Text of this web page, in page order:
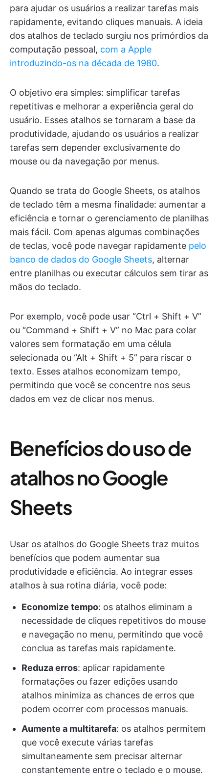
para ajudar os usuários a realizar tarefas mais
rapidamente, evitando cliques manuais. A ideia
dos atalhos de teclado surgiu nos primórdios da
computação pessoal, com a Apple
introduzindo-os na década de 1980.
O objetivo era simples: simplificar tarefas
repetitivas e melhorar a experiência geral do
usuário. Esses atalhos se tornaram a base da
produtividade, ajudando os usuários a realizar
tarefas sem depender exclusivamente do
mouse ou da navegação por menus.
Quando se trata do Google Sheets, os atalhos
de teclado têm a mesma finalidade: aumentar a
eficiência e tornar o gerenciamento de planilhas
mais fácil. Com apenas algumas combinações
de teclas, você pode navegar rapidamente pelo
banco de dados do Google Sheets, alternar
entre planilhas ou executar cálculos sem tirar as
mãos do teclado.
Por exemplo, você pode usar “Ctrl + Shift + V”
ou “Command + Shift + V” no Mac para colar
valores sem formatação em uma célula
selecionada ou “Alt + Shift + 5” para riscar o
texto. Esses atalhos economizam tempo,
permitindo que você se concentre nos seus
dados em vez de clicar nos menus.
Benefícios do uso de
atalhos no Google
Sheets
Usar os atalhos do Google Sheets traz muitos
benefícios que podem aumentar sua
produtividade e eficiência. Ao integrar esses
atalhos à sua rotina diária, você pode:
Economize tempo: os atalhos eliminam a
necessidade de cliques repetitivos do mouse
e navegação no menu, permitindo que você
conclua as tarefas mais rapidamente.
Reduza erros: aplicar rapidamente
formatações ou fazer edições usando
atalhos minimiza as chances de erros que
podem ocorrer com processos manuais.
Aumente a multitarefa: os atalhos permitem
que você execute várias tarefas
simultaneamente sem precisar alternar
constantemente entre o teclado e o mouse.